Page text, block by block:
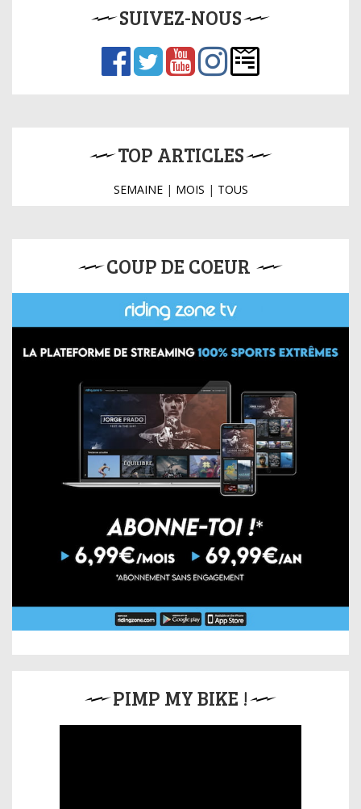
SUIVEZ-NOUS
TOP ARTICLES
SEMAINE| MOIS | TOUS
COUP DE COEUR
PIMP MY BIKE !